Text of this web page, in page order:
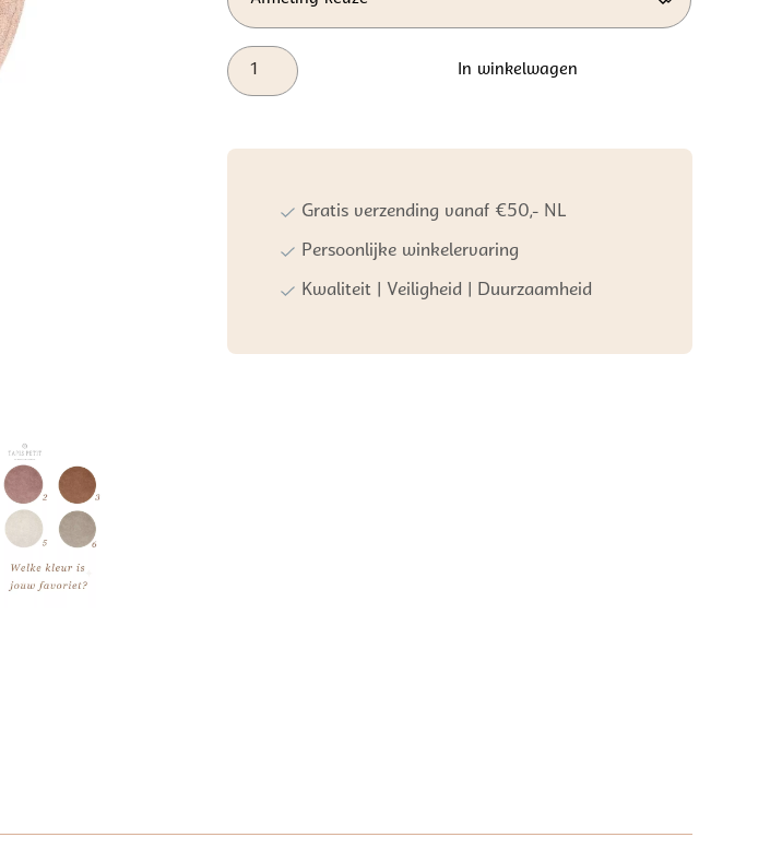
Tapis
Petit
Zacht
In winkelwagen
Gratis verzending vanaf €50,- NL
Persoonlijke winkelervaring
Kwaliteit | Veiligheid | Duurzaamheid